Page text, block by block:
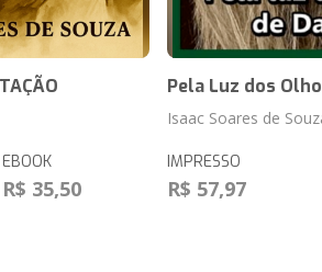
EBOOK
R$ 35,50
Pela Luz dos
Isaac Soares de
IMPRESSO
R$ 57,97